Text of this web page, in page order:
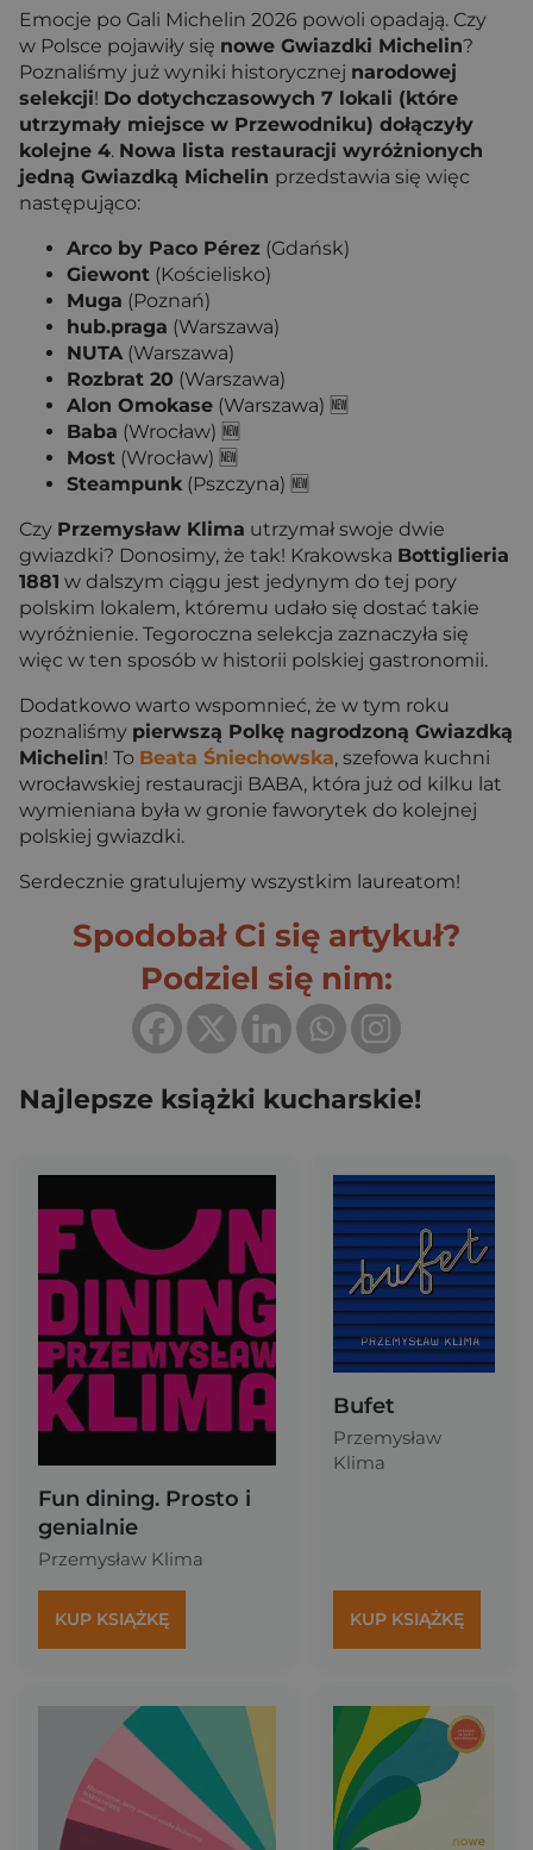
Emocje po Gali Michelin 2026 powoli opadają. Czy
w Polsce pojawiły się nowe Gwiazdki Michelin?
Poznaliśmy już wyniki historycznej narodowej
selekcji! Do dotychczasowych 7 lokali (które
utrzymały miejsce w Przewodniku) dołączyły
kolejne 4. Nowa lista restauracji wyróżnionych
jedną Gwiazdką Michelin przedstawia się więc
następująco:
Arco by Paco Pérez (Gdańsk)
Giewont (Kościelisko)
Muga (Poznań)
hub.praga (Warszawa)
NUTA (Warszawa)
Rozbrat 20 (Warszawa)
Alon Omokase (Warszawa) 🆕
Baba (Wrocław) 🆕
Most (Wrocław) 🆕
Steampunk(Pszczyna) 🆕
Czy Przemysław Klima utrzymał swoje dwie
gwiazdki? Donosimy, że tak! Krakowska Bottiglieria
1881 w dalszym ciągu jest jedynym do tej pory
polskim lokalem, któremu udało się dostać takie
wyróżnienie. Tegoroczna selekcja zaznaczyła się
więc w ten sposób w historii polskiej gastronomii.
Dodatkowo warto wspomnieć, że w tym roku
poznaliśmy pierwszą Polkę nagrodzoną Gwiazdką
Michelin! To Beata Śniechowska, szefowa kuchni
wrocławskiej restauracji BABA, która już od kilku lat
wymieniana była w gronie faworytek do kolejnej
polskiej gwiazdki.
Serdecznie gratulujemy wszystkim laureatom!
Spodobał Ci się artykuł?
Podziel się nim:
Najlepsze książki kucharskie!
Fun dining. Prosto i
genialnie
Przemysław Klima
KUP KSIĄŻKĘ
Bufet
Przemysław
Klima
KUP KSIĄŻKĘ